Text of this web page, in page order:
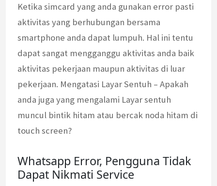
Ketika simcard yang anda gunakan error pasti
aktivitas yang berhubungan bersama
smartphone anda dapat lumpuh. Hal ini tentu
dapat sangat mengganggu aktivitas anda baik
aktivitas pekerjaan maupun aktivitas di luar
pekerjaan. Mengatasi Layar Sentuh – Apakah
anda juga yang mengalami Layar sentuh
muncul bintik hitam atau bercak noda hitam di
touch screen?
Whatsapp Error, Pengguna Tidak
Dapat Nikmati Service